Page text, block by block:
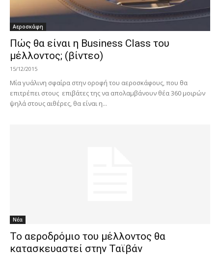
Αεροσκάφη
Πώς θα είναι η Business Class του
μέλλοντος; (βίντεο)
15/12/2015
Μία γυάλινη σφαίρα στην οροφή του αεροσκάφους, που θα
επιτρέπει στους επιβάτες της να απολαμβάνουν θέα 360 μοιρών
ψηλά στους αιθέρες, θα είναι η...
Νέα
Το αεροδρόμιο του μέλλοντος θα
κατασκευαστεί στην Ταϊβάν